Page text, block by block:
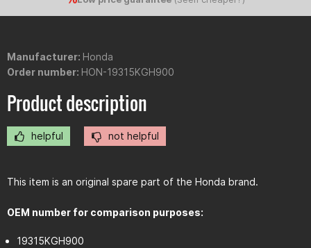
Manufacturer: Honda
Order number: HON-19315KGH900
Product description
helpful not helpful
This item is an original spare part of the Honda brand.
OEM number for comparison purposes:
19315KGH900